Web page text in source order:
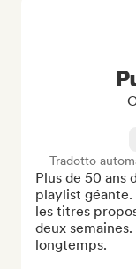
Tradotto
Plus de 50 ans
playlist géante.
les titres
deux
longtemps.